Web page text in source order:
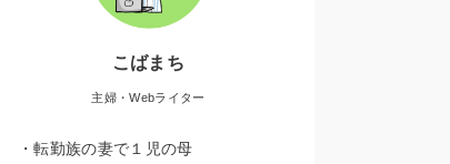
こばまち
主婦・Webライター
・転勤族の妻で１児の母